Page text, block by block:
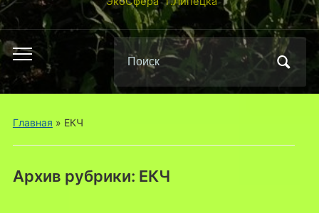
Переключить
мобильное
меню
Поиск
по:
Главная » ЕКЧ
Архив рубрики: ЕКЧ